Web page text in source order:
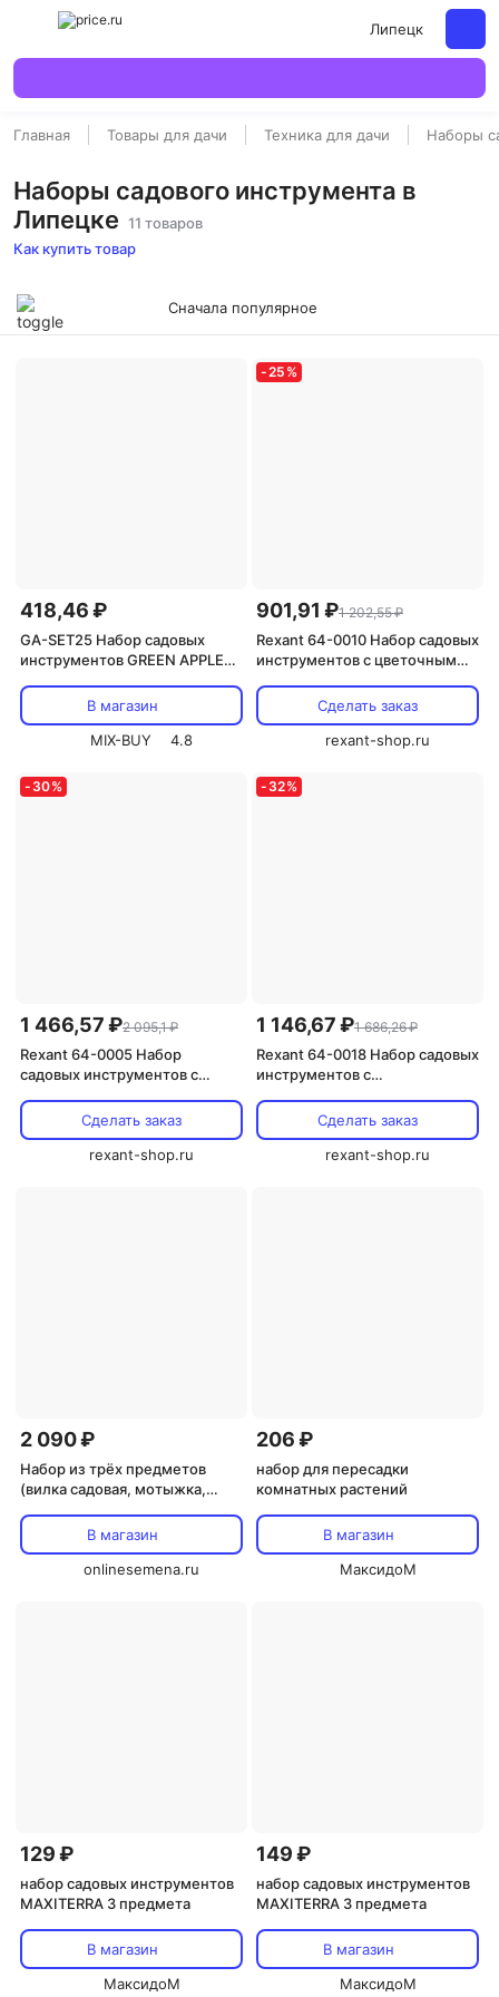
Липецк
Главная Товары для дачи Техника для дачи Наборы
Наборы садового инструмента в
Липецке 11 товаров
Как купить товар
Сначала популярное
418,46 ₽
GA-SET25 Набор садовых
инструментов GREEN APPLE
рыхлитель нейлон, цена за 1
шт
В магазин
MIX-BUY
4.8
-25 %
901,91 ₽1 202,55 ₽
Rexant 64-0010 Набор садовых
инструментов с цветочным
Сделать заказ
rexant-shop.ru
- 30%
1 466,57 ₽2 095,1 ₽
Rexant 64-0005 Набор
садовых инструментов с
Сделать заказ
rexant-shop.ru
- 32%
1 146,67 ₽1 686,26 ₽
Rexant 64-0018 Набор садовых
инструментов с
покрытой пластиком 1 наб.
Сделать заказ
rexant-shop.ru
2 090 ₽
Набор из трёх предметов
(вилка садовая, мотыжка,
В магазин
onlinesemena.ru
206 ₽
набор для пересадки
комнатных растений
В магазин
МаксидоМ
129 ₽
набор садовых инструментов
MAXITERRA 3 предмета
В магазин
МаксидоМ
149 ₽
набор садовых инструментов
MAXITERRA 3 предмета
В магазин
МаксидоМ